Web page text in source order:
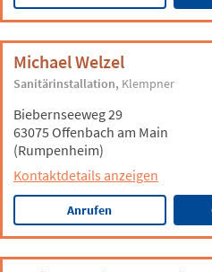
Michael Welzel
Sanitärinstallation Klempner
Biebernseeweg 29
63075 Offenbach am Main
(Rumpenheim)
Kontaktdetails anzeigen
Anrufen